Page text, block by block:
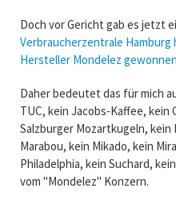
Doch vor Gericht gab es jetzt
Verbraucherzentrale Hamburg
Hersteller Mondelez gewonnen
Daher bedeutet das für mich
TUC, kein Jacobs-Kaffee, kein
Salzburger Mozartkugeln, kein
Marabou, kein Mikado, kein
Philadelphia, kein Suchard,
vom "Mondelez" Konzern.